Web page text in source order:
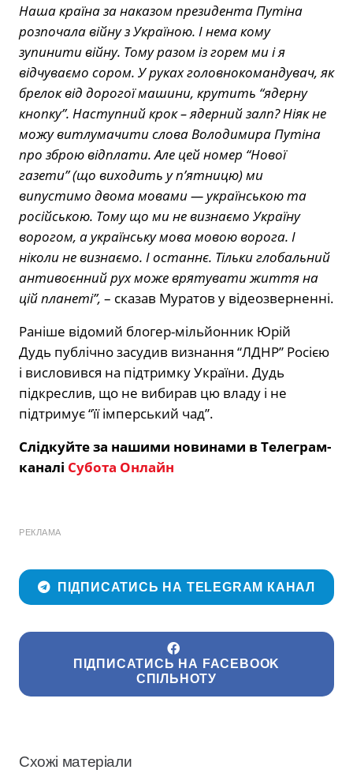
Наша країна за наказом президента Путіна
розпочала війну з Україною. І нема кому
зупинити війну. Тому разом із горем ми і я
відчуваємо сором. У руках головнокомандувач, як
брелок від дорогої машини, крутить “ядерну
кнопку”. Наступний крок – ядерний залп? Ніяк не
можу витлумачити слова Володимира Путіна
про зброю відплати. Але цей номер “Нової
газети” (що виходить у п’ятницю) ми
випустимо двома мовами — українською та
російською. Тому що ми не визнаємо Україну
ворогом, а українську мова мовою ворога. І
ніколи не визнаємо. І останнє. Тільки глобальний
антивоєнний рух може врятувати життя на
цій планеті”, – сказав Муратов у відеозверненні.
Раніше відомий блогер-мільйонник Юрій
Дудь публічнозасудив визнання “ЛДНР” Росією
і висловився на підтримку України. Дудь
підкреслив, що не вибирав цю владу і не
підтримує “її імперський чад”.
Слідкуйте за нашими новинами в Телеграм-
каналі Субота Онлайн
РЕКЛАМА
ПІДПИСАТИСЬ НА TELEGRAM КАНАЛ
ПІДПИСАТИСЬ НА FACEBOOK
СПІЛЬНОТУ
Схожі матеріали